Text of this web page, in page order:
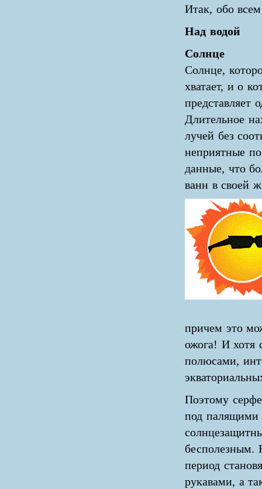
Итак, обо
Над водой
Солнце
Солнце,
хватает, и о
представляет
Длительное
лучей без
неприятные
данные, что
ванн в своей
причем это
ожога! И хотя
полюсами,
Поэтому
под палящими
бесполезным.
период
рукавами, а